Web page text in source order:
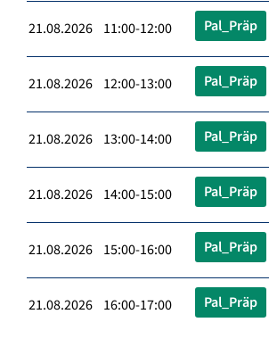
21.08.2026 11:00-12:00 Pal_Präp
21.08.2026 12:00-13:00 Pal_Präp
21.08.2026 13:00-14:00 Pal_Präp
21.08.2026 14:00-15:00 Pal_Präp
21.08.2026 15:00-16:00 Pal_Präp
21.08.2026 16:00-17:00 Pal_Präp